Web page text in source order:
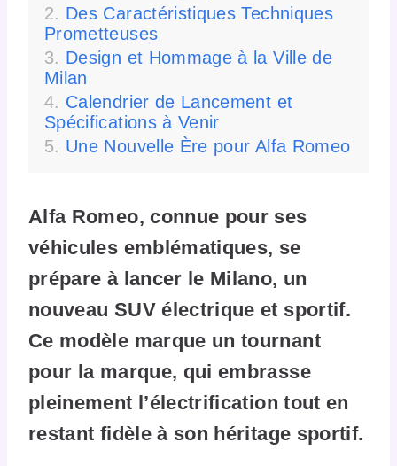
Des Caractéristiques Techniques
Prometteuses
Design et Hommage à la Ville de
Milan
Calendrier de Lancement et
Spécifications à Venir
Une Nouvelle Ère pour Alfa Romeo
Alfa Romeo, connue pour ses
véhicules emblématiques, se
prépare à lancer le Milano, un
nouveau SUV électrique et sportif.
Ce modèle marque un tournant
pour la marque, qui embrasse
pleinement l’électrification tout en
restant fidèle à son héritage sportif.